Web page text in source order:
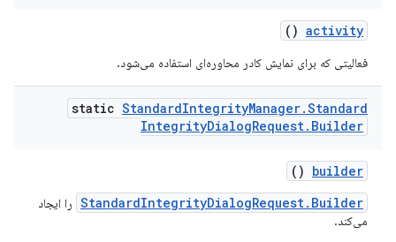
activity
()
فعالیتی که برای نمایش کادر محاوره‌ای استفاده می‌شود.
static StandardIntegrityManager.Standard
IntegrityDialogRequest. Builder
builder
()
StandardIntegrityDialogRequest.Builder را ایجاد
می‌کند.